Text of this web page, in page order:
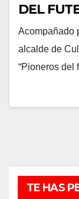
DEL
Acompañado
alcalde de
“Pioneros del
TE HAS